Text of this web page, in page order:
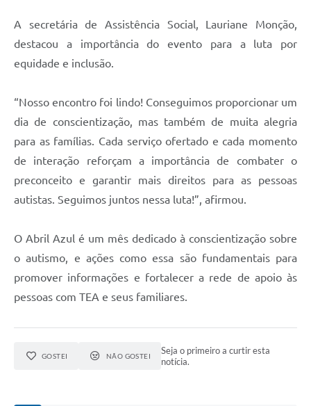
A secretária de Assistência Social, Lauriane Monção,
destacou a importância do evento para a luta por
equidade e inclusão.
“Nosso encontro foi lindo! Conseguimos proporcionar um
dia de conscientização, mas também de muita alegria
para as famílias. Cada serviço ofertado e cada momento
de interação reforçam a importância de combater o
preconceito e garantir mais direitos para as pessoas
autistas. Seguimos juntos nessa luta!”, afirmou.
O Abril Azul é um mês dedicado à conscientização sobre
o autismo, e ações como essa são fundamentais para
promover informações e fortalecer a rede de apoio às
pessoas com TEA e seus familiares.
GOSTEI NÃO GOSTEI
Seja o primeiro a curtir esta
notícia.